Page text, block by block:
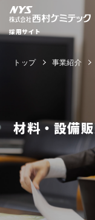
採用サイト
トップ 事業紹介
材料・設備